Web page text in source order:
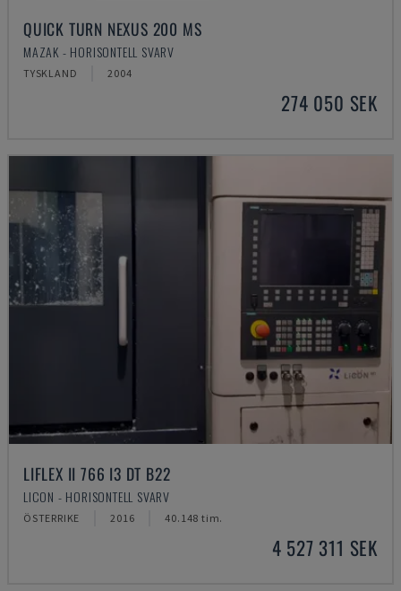
QUICK TURN NEXUS 200 MS
MAZAK - HORISONTELL SVARV
TYSKLAND 2004
274 050 SEK
LIFLEX II 766 I3 DT B22
LICON - HORISONTELL SVARV
ÖSTERRIKE 2016 40.148 tim.
4 527 311 SEK